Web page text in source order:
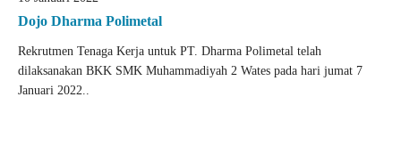
Dojo Dharma Polimetal
Rekrutmen Tenaga Kerja untuk PT. Dharma Polimetal telah
dilaksanakan BKK SMK Muhammadiyah 2 Wates pada hari jumat 7
Januari 2022..